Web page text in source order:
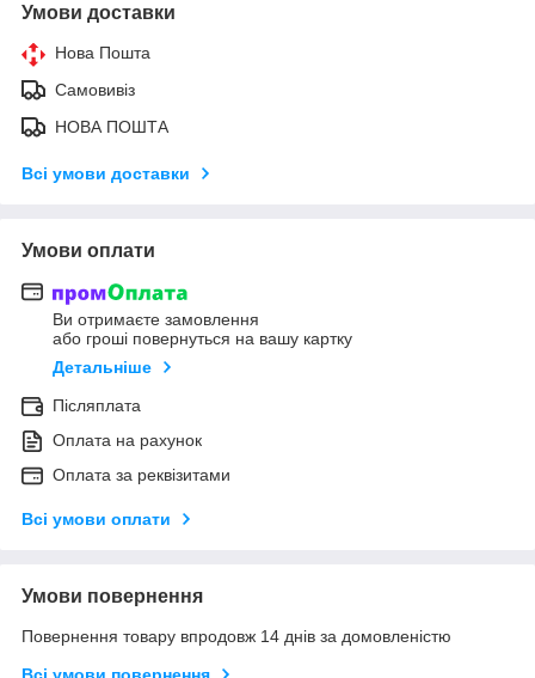
Умови доставки
Нова Пошта
Самовивіз
НОВА ПОШТА
Всі умови доставки
Умови оплати
Ви отримаєте замовлення
або гроші повернуться на вашу картку
Детальніше
Післяплата
Оплата на рахунок
Оплата за реквізитами
Всі умови оплати
Умови повернення
Повернення товару впродовж 14 днів за домовленістю